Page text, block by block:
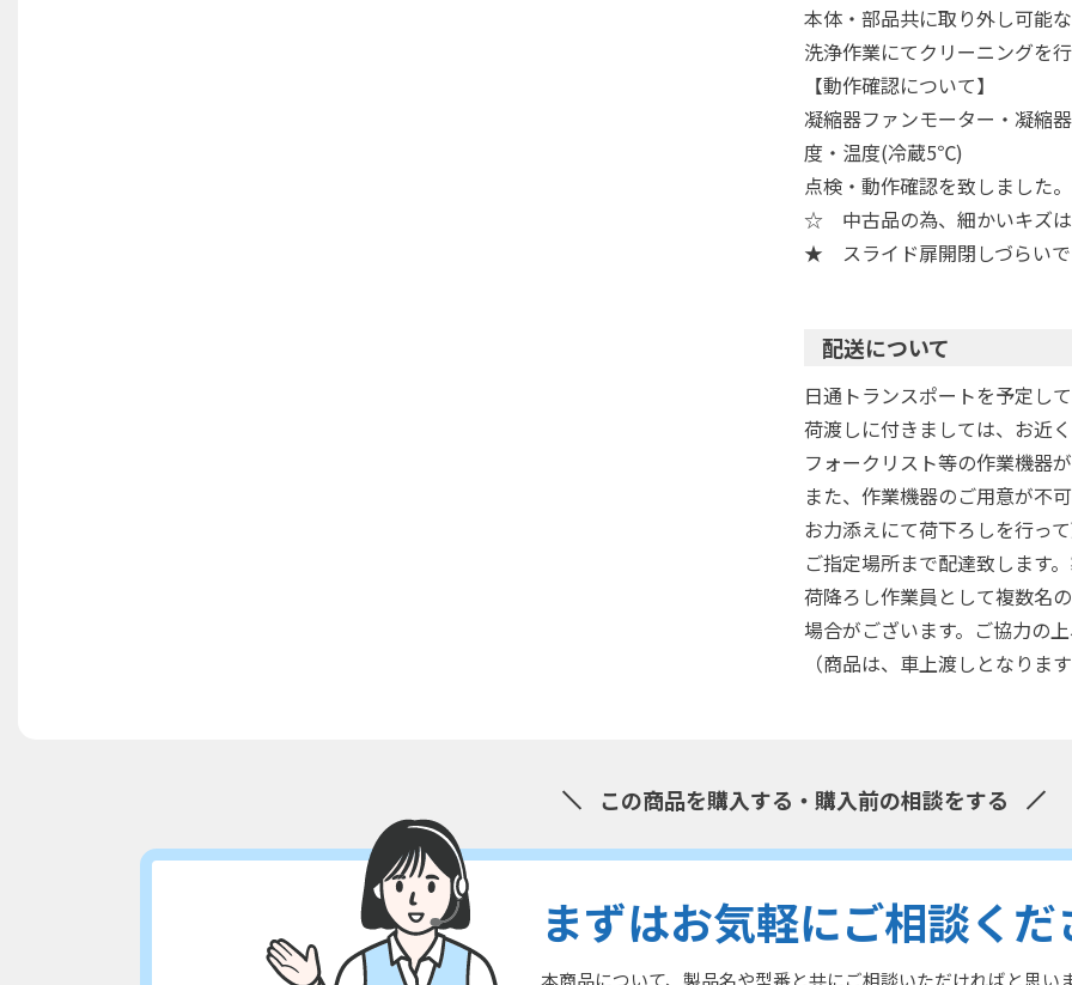
本体・部品共に取り外し可能
洗浄作業にてクリーニングを
【動作確認について】
凝縮器ファンモーター・凝縮
度・温度(冷蔵5℃)
点検・動作確認を致しました。
☆ 中古品の為、細かいキズ
★ スライド扉開閉しづらい
配送について
日通トランスポートを予定し
荷渡しに付きましては、お近
フォークリスト等の作業機器
また、作業機器のご用意が不
お力添えにて荷下ろしを行っ
ご指定場所まで配達致します
荷降ろし作業員として複数名
場合がございます。ご協力の
（商品は、車上渡しとなりま
この商品を購入する・購入前の相談をする
まずはお気軽にご相談く
本商品について、製品名や型番と共にご相談いただければと思い